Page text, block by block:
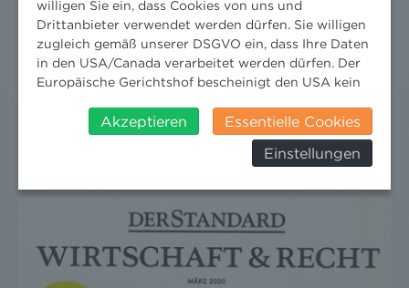
PHOTOVOLTAIK- UND
WINDKRAFTANLAGEN JA, ABER WO?
2022-05-30T15:38:00+02:00 Wissenschaft /Publikationen
willigen Sie ein, dass Cookies von uns und
Drittanbieter verwendet werden dürfen. Sie willigen
zugleich gemäß unserer DSGVO ein, dass Ihre Daten
in den USA/Canada verarbeitet werden dürfen. Der
Europäische Gerichtshof bescheinigt den USA kein
insbesondere das Risiko, dass ihre Daten durch US-
Behörden, zu Kontroll- und zu
Überwachungszwecken, verarbeitet werden und
werden können. Zudem finden Sie am
Bildschirmrand ein Cookie-Icon wo Sie jederzeit Ihre
Einwilligung widerrufen und Widerspruch ausüben.
Weitere Infomationen finden Sie hier:
Akzeptieren
Essentielle Cookies
Einstellungen